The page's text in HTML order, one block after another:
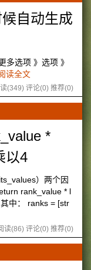
自动生成
多选项 》选项 》
读全文
(349) 评论(0) 推荐(0)
*
以4
）两个因
rank_value * l
中： ranks = [str
读(86) 评论(0) 推荐(0)